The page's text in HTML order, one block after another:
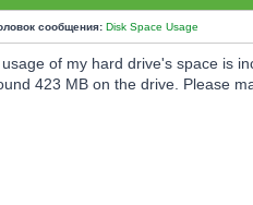
сообщения: Disk Space Usage
usage of my hard drive's space is
423 MB on the drive. Please